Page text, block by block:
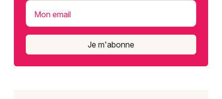
Mon email
Je m'abonne